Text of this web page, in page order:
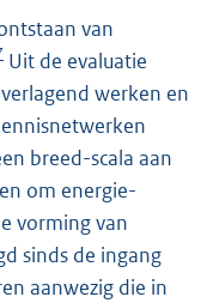
van
Uit de evaluatie
werken en
breed-scala aan
om energie-
vorming van
sinds de ingang
aanwezig die in